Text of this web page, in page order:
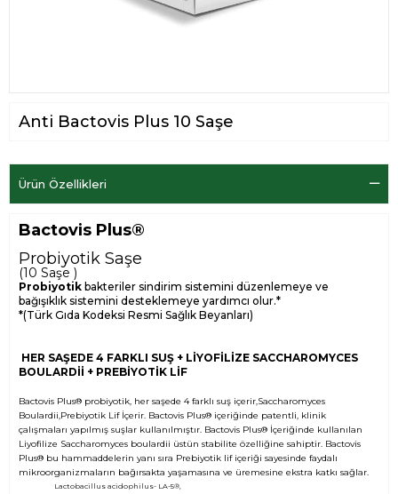
Anti Bactovis Plus 10 Saşe
Ürün Özellikleri
Bactovis Plus®
Probiyotik Saşe
(10 Saşe )
Probiyotik bakteriler sindirim sistemini düzenlemeye ve
bağışıklık sistemini desteklemeye yardımcı olur.*
*(Türk Gıda Kodeksi Resmi Sağlık Beyanları)
HER SAŞEDE 4 FARKLI SUŞ + LİYOFİLİZE SACCHAROMYCES
BOULARDİİ + PREBİYOTİK LİF
Bactovis Plus® probiyotik, her saşede 4 farklı suş içerir,Saccharomyces
Boulardii,Prebiyotik Lif İçerir. Bactovis Plus® içeriğinde patentli, klinik
çalışmaları yapılmış suşlar kullanılmıştır. Bactovis Plus® İçeriğinde kullanılan
Liyofilize Saccharomyces boulardii üstün stabilite özelliğine sahiptir. Bactovis
Plus® bu hammaddelerin yanı sıra Prebiyotik lif içeriği sayesinde faydalı
mikroorganizmaların bağırsakta yaşamasına ve üremesine ekstra katkı sağlar.
Lactobacillus acidophilus- LA-5®,